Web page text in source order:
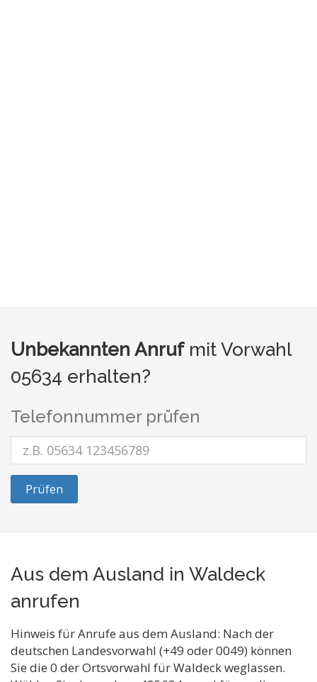
Unbekannten Anrufmit Vorwahl
05634 erhalten?
Telefonnummer prüfen
Prüfen
Aus dem Ausland in Waldeck
anrufen
Hinweis für Anrufe aus dem Ausland: Nach der
deutschen Landesvorwahl (+49 oder 0049) können
Sie die 0 der Ortsvorwahl für Waldeck weglassen.